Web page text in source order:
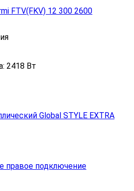
FTV(FKV) 12 300 2600
2418 Вт